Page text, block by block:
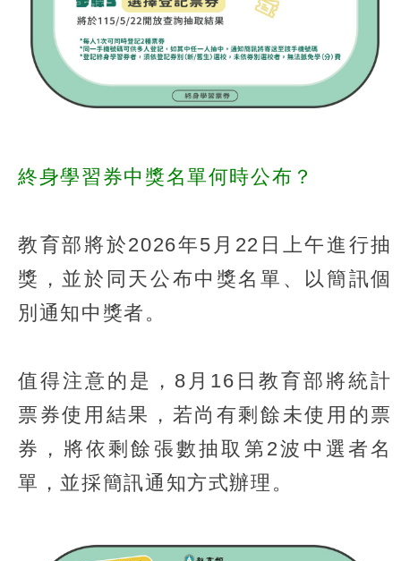
終身學習券中獎名單何時公布？
教育部將於2026年5月22日上午進行抽
獎，並於同天公布中獎名單、以簡訊個
別通知中獎者。
值得注意的是，8月16日教育部將統計
票券使用結果，若尚有剩餘未使用的票
券，將依剩餘張數抽取第2波中選者名
單，並採簡訊通知方式辦理。